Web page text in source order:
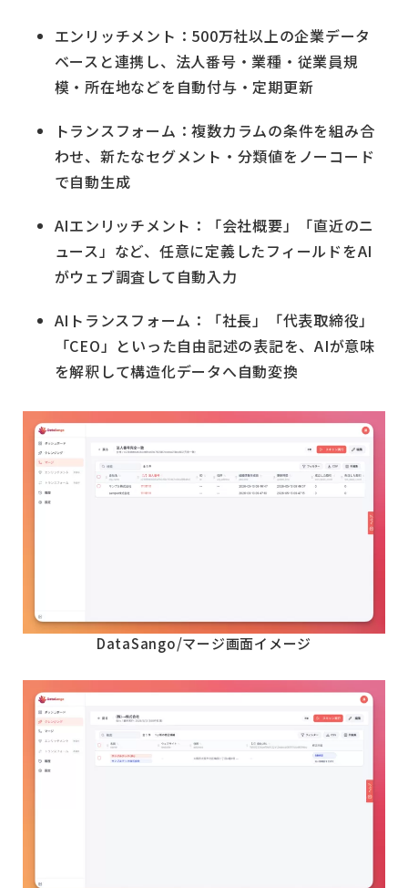
エンリッチメント：500万社以上の企業データ
ベースと連携し、法人番号・業種・従業員規
模・所在地などを自動付与・定期更新
トランスフォーム：複数カラムの条件を組み合
わせ、新たなセグメント・分類値をノーコード
で自動生成
AIエンリッチメント：「会社概要」「直近のニ
ュース」など、任意に定義したフィールドをAI
がウェブ調査して自動入力
AIトランスフォーム：「社長」「代表取締役」
「CEO」といった自由記述の表記を、AIが意味
を解釈して構造化データへ自動変換
DataSango/マージ画面イメージ